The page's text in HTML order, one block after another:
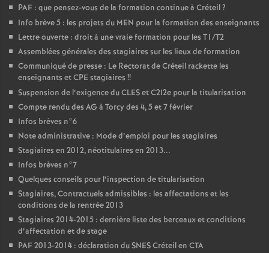
PAF : que pensez-vous de la formation continue à Créteil?
Info brève 5 : les projets du MEN pour la formation des enseignants
Lettre ouverte : droit à une vraie formation pour les T1/T2
Assemblées générales des stagiaires sur les lieux de formation
Communiqué de presse : Le Rectorat de Créteil rackette les
enseignants etCPE stagiaires !!
Suspension de l’exigence duCLESet C2I2e pour la titularisation
Compte rendu des AG à Torcy des 4, 5 et 7 février
Infos brèves n°6
Note administrative : Mode d’emploi pour les stagiaires
Stagiaires en 2012, néotitulaires en 2013...
Infos brèves n°7
Quelques conseils pour l’inspection de titularisation
Stagiaires, Contractuels admissibles : les affectations et les
conditions de la rentrée 2013
Stagiaires 2014-2015 : dernière liste des berceaux et conditions
d’affectation et de stage
PAF2013-2014 : déclaration duSNESCréteil en CTA